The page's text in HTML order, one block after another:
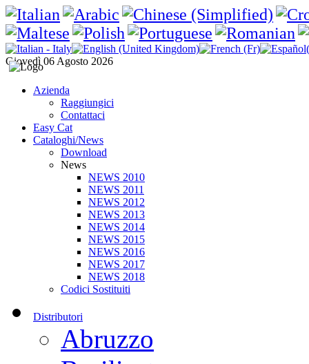
Giovedì 06 Agosto 2026
Azienda
Raggiungici
Contattaci
Easy Cat
Cataloghi/News
Download
News
NEWS 2010
NEWS 2011
NEWS 2012
NEWS 2013
NEWS 2014
NEWS 2015
NEWS 2016
NEWS 2017
NEWS 2018
Codici Sostituiti
Distributori
Abruzzo